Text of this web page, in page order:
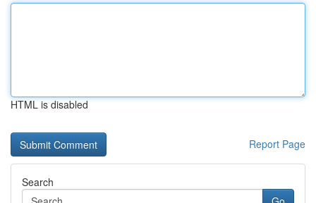
HTML is disabled
Report Page
Search